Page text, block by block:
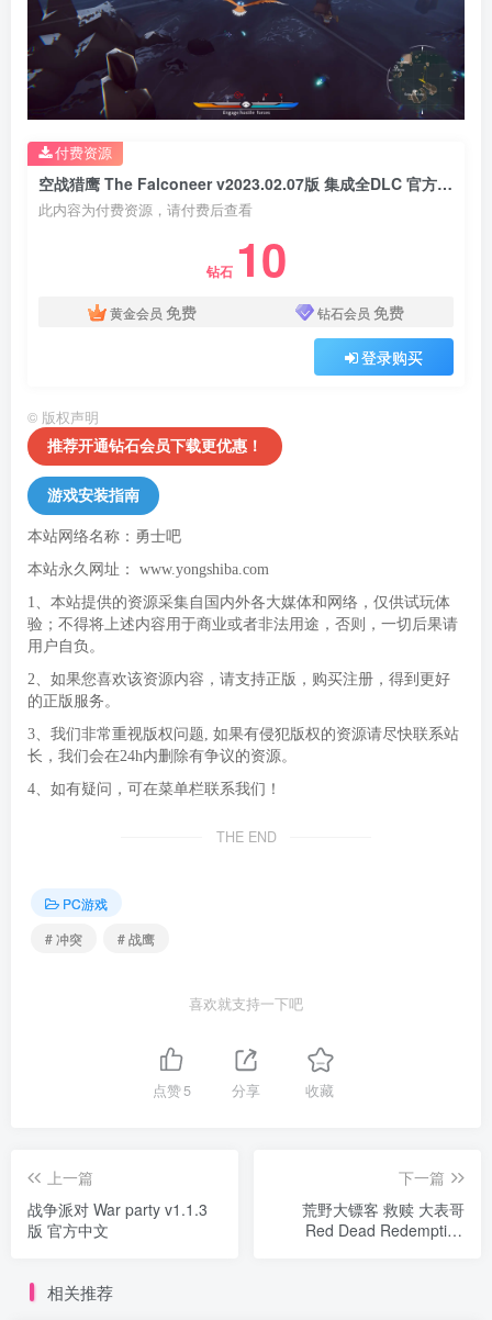
空战猎鹰 The Falconeer v2023.02.07版 集成全DLC 官方中文
此内容为付费资源，请付费后查看
钻石 10
黄金会员 免费 钻石会员 免费
登录购买
付费资源
© 版权声明
推荐开通钻石会员下载更优惠！
游戏安装指南
本站网络名称：勇士吧
本站永久网址： www.yongshiba.com
1、本站提供的资源采集自国内外各大媒体和网络，仅供试玩体
验；不得将上述内容用于商业或者非法用途，否则，一切后果请
用户自负。
2、如果您喜欢该资源内容，请支持正版，购买注册，得到更好
的正版服务。
3、我们非常重视版权问题, 如果有侵犯版权的资源请尽快联系站
长，我们会在24h内删除有争议的资源。
4、如有疑问，可在菜单栏联系我们！
THE END
PC游戏
# 冲突
# 战鹰
喜欢就支持一下吧
点赞5 分享 收藏
上一篇
战争派对 War party v1.1.3
版 官方中文
下一篇
荒野大镖客 救赎 大表哥
Red Dead Redemption
相关推荐